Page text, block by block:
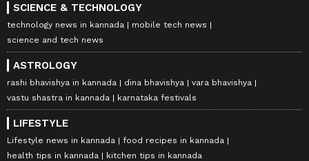
SCIENCE & TECHNOLOGY
technology news in kannada
mobile tech news
science and tech news
ASTROLOGY
rashi bhavishya in kannada dina bhavishya
vara bhavishya
vastu shastra in kannada
karnataka festivals
LIFESTYLE
Lifestyle news in kannada
food recipes in kannada
health tips in kannada
kitchen tips in kannada